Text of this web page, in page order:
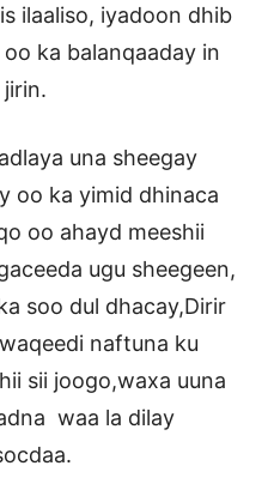
ilaaliso, iyadoon dhib
ka balanqaaday in
una sheegay
oo ka yimid dhinaca
oo ahayd meeshii
ugu sheegeen,
soo dul dhacay,Dirir
naftuna ku
sii joogo,waxa uuna
waa la dilay